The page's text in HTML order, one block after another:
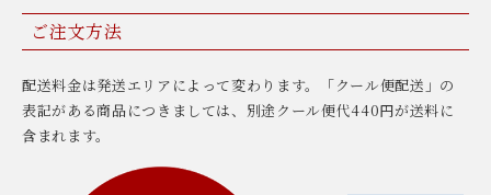
ご注文方法
配送料金は発送エリアによって変わります。「クール便配送」の
表記がある商品につきましては、別途クール便代440円が送料に
含まれます。